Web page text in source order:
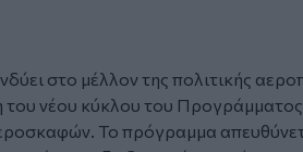
στο μέλλον της πολιτικής
του νέου κύκλου του
Το πρόγραμμα